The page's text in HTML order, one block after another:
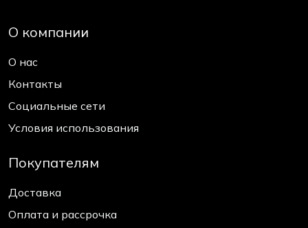
О компании
О нас
Контакты
Социальные сети
Условия использования
Покупателям
Доставка
Оплата и рассрочка